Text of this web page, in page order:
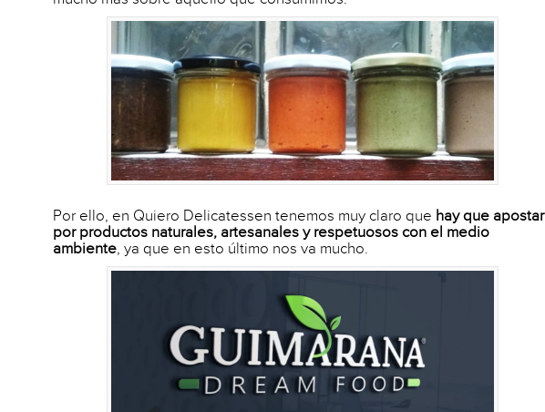
Por ello, en Quiero Delicatessen tenemos muy claro que hay que apostar
por productos naturales, artesanales y respetuosos con el medio
ambiente, ya que en esto último nos va mucho.